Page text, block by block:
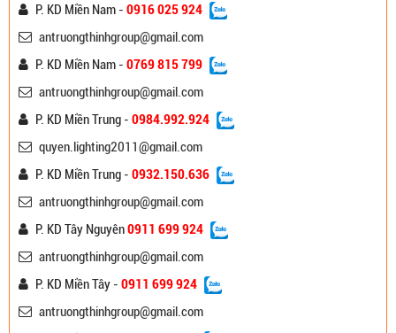
P. KD Miền Nam - 0916 025 924
antruongthinhgroup@gmail.com
P. KD Miền Nam - 0769 815 799
antruongthinhgroup@gmail.com
P. KD Miền Trung - 0984.992.924
quyen.lighting2011@gmail.com
P. KD Miền Trung - 0932.150.636
antruongthinhgroup@gmail.com
P. KD Tây Nguyên0911 699 924
antruongthinhgroup@gmail.com
P. KD Miền Tây - 0911 699 924
antruongthinhgroup@gmail.com